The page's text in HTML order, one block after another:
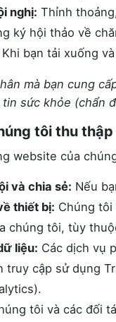
nghị: Thỉnh
ký hội thảo về
Khi bạn tải xuống
mà bạn cung
sức khỏe (chẩn
tôi thu
website của
và chia sẻ: Nếu
thiết bị: Chúng
chúng tôi, tùy
liệu: Các dịch vụ
truy cập sử dụng
tôi và các đối